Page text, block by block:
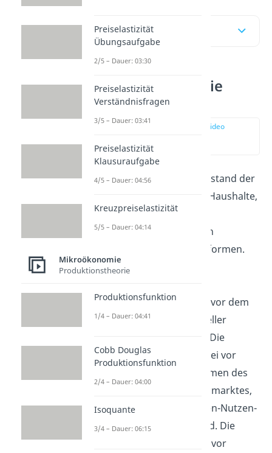
Inhaltsübersicht
Mikroökonomie
Definition
zur Stelle im Video
Untersuchungsgegenstand der
Mikroökonomie sind Haushalte,
Unternehmen sowie
Wohlfahrtseffekte von
verschiedenen Marktformen.
Analysiert werden die
Wirtschaftssubjekten vor dem
Hintergrund individueller
Nutzenmaximierung. Die
Haushalte stehen dabei vor
Entscheidungsproblemen des
Güter-Dienstleistungsmarktes,
denen mit einer Kosten-Nutzen-
Analyse begegnet wird. Die
Unternehmen stehen vor
Preiselastizität
Übungsaufgabe
2/5 – Dauer: 03:30
Preiselastizität
Verständnisfragen
3/5 – Dauer: 03:41
Preiselastizität
Klausuraufgabe
4/5 – Dauer: 04:56
Kreuzpreiselastizität
5/5 – Dauer: 04:14
Mikroökonomie
Produktionstheorie
Produktionsfunktion
1/4 – Dauer: 04:41
Cobb Douglas
Produktionsfunktion
2/4 – Dauer: 04:00
Isoquante
3/4 – Dauer: 06:15